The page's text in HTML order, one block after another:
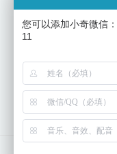
您可以添加小奇微信
11